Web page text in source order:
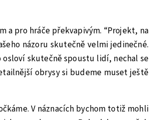
a pro hráče překvapivým. “Projekt, na
názoru skutečně velmi jedinečné.
osloví skutečně spoustu lidí, nechal se
obrysy si budeme muset ještě
V náznacích bychom totiž mohli